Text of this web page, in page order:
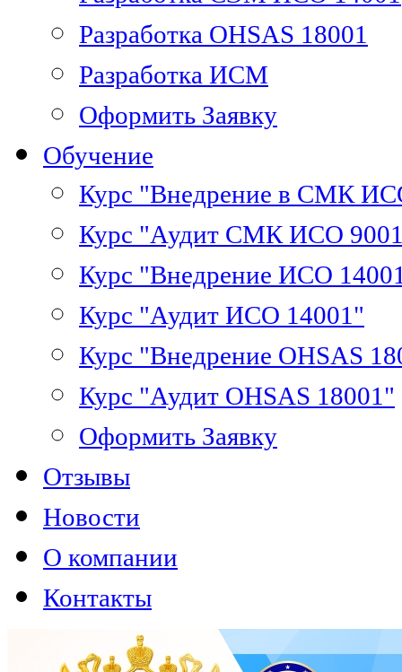
Разработка OHSAS 18001
Разработка ИСМ
Оформить Заявку
Обучение
Курс "Внедрение в СМК
Курс "Аудит СМК ИСО
Курс "Внедрение ИСО
Курс "Аудит ИСО 14001"
Курс "Внедрение OHSAS
Курс "Аудит OHSAS 18001"
Оформить Заявку
Отзывы
Новости
О компании
Контакты